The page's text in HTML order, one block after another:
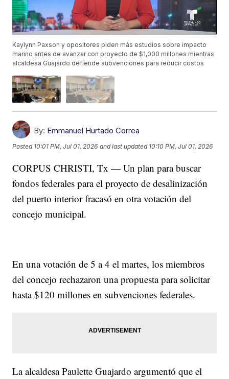
Kaylynn Paxson y opositores piden más estudios sobre impacto
marino antes de avanzar con proyecto de $1,000 millones mientras
alcaldesa Guajardo defiende subvenciones para reducir costos
By: Emmanuel Hurtado Correa
Posted 10:01 PM, Jul 01, 2026 and last updated 10:10 PM, Jul 01, 2026
CORPUS CHRISTI, Tx — Un plan para buscar
fondos federales para el proyecto de desalinización
del puerto interior fracasó en otra votación del
concejo municipal.
En una votación de 5 a 4 el martes, los miembros
del concejo rechazaron una propuesta para solicitar
hasta $120 millones en subvenciones federales.
La alcaldesa Paulette Guajardo argumentó que el